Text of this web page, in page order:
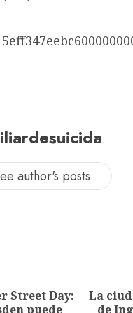
author's posts
Street Day:
puede
La
de